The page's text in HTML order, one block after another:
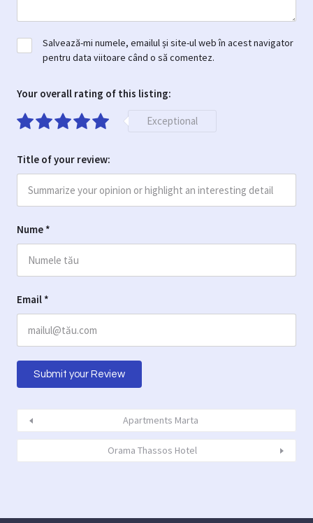
Nume *
Email *
Salvează-mi numele, emailul și site-ul web în acest navigator
pentru data viitoare când o să comentez.
Your overall rating of this listing:
Exceptional
Title of your review:
Apartments Marta
Orama Thassos Hotel